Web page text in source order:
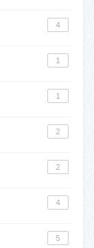
4
1
1
2
2
4
5